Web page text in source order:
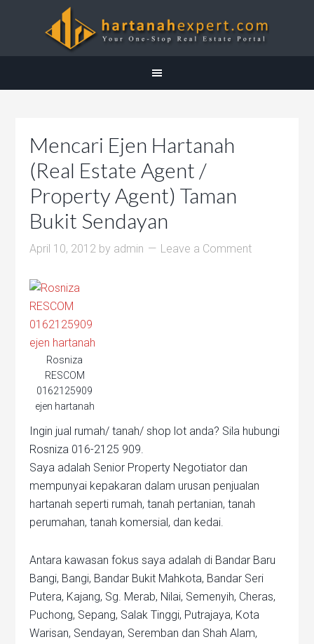
Mencari Ejen Hartanah
(Real Estate Agent /
Property Agent) Taman
Bukit Sendayan
April 10, 2012 by admin Leave a Comment
Rosniza
RESCOM
0162125909
ejen hartanah
Ingin jual rumah/ tanah/ shop lot anda? Sila hubungi
Rosniza 016-2125 909.
Saya adalah Senior Property Negotiator dan
mempunyai kepakaran dalam urusan penjualan
hartanah seperti rumah, tanah pertanian, tanah
perumahan, tanah komersial, dan kedai.
Antara kawasan fokus saya adalah di Bandar Baru
Bangi, Bangi, Bandar Bukit Mahkota, Bandar Seri
Putera, Kajang, Sg. Merab, Nilai, Semenyih, Cheras,
Puchong, Sepang, Salak Tinggi, Putrajaya, Kota
Warisan, Sendayan, Seremban dan Shah Alam,